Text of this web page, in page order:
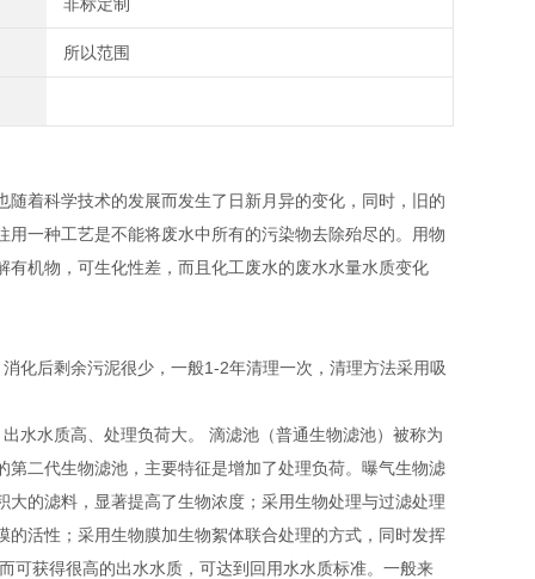
所以范围
着科学技术的发展而发生了日新月异的变化，同时，旧的
一种工艺是不能将废水中所有的污染物去除殆尽的。用物
机物，可生化性差，而且化工废水的废水水量水质变化
化后剩余污泥很少，一般1-2年清理一次，清理方法采用吸
水水质高、处理负荷大。 滴滤池（普通生物滤池）被称为
二代生物滤池，主要特征是增加了处理负荷。曝气生物滤
的滤料，显著提高了生物浓度；采用生物处理与过滤处理
活性；采用生物膜加生物絮体联合处理的方式，同时发挥
可获得很高的出水水质，可达到回用水水质标准。一般来